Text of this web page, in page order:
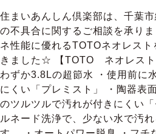
住まいあんしん倶楽部は、千葉
の不具合に関するご相談を承り
ネ性能に優れるTOTOネオレス
きました☆ 【TOTO ネオレスト
わずか3.8Lの超節水 ・使用前に
にくい「プレミスト」 ・陶器表
のツルツルで汚れが付きにくい
ルネード洗浄で、少ない水で汚